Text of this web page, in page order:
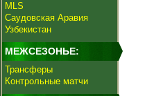
MLS
Саудовская Аравия
Узбекистан
МЕЖСЕЗОНЬЕ:
Трансферы
Контрольные матчи